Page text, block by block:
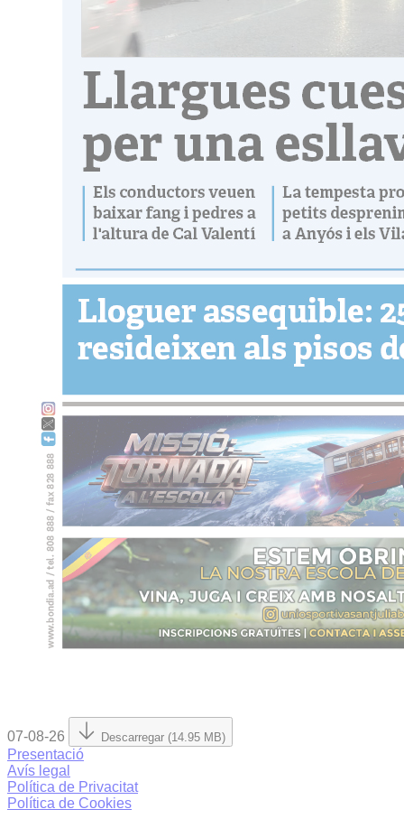
07-08-26 Descarregar (14.95 MB)
Presentació
Avís legal
Política de Privacitat
Política de Cookies